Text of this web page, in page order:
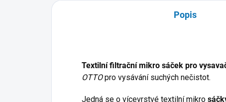
Popis
Textilní filtrační mikro sáček pro
OTTOpro vysávání suchých nečistot.
Jedná se o vícevrstvé textilní mikro